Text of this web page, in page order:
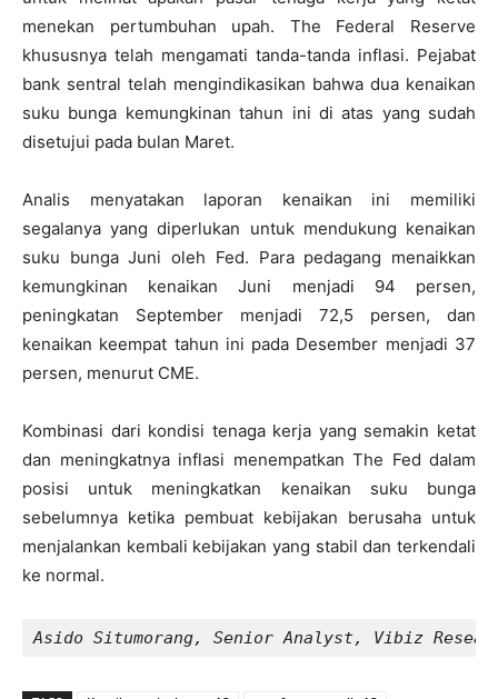
menekan pertumbuhan upah. The Federal Reserve
khususnya telah mengamati tanda-tanda inflasi. Pejabat
bank sentral telah mengindikasikan bahwa dua kenaikan
suku bunga kemungkinan tahun ini di atas yang sudah
disetujui pada bulan Maret.
Analis menyatakan laporan kenaikan ini memiliki
segalanya yang diperlukan untuk mendukung kenaikan
suku bunga Juni oleh Fed. Para pedagang menaikkan
kemungkinan kenaikan Juni menjadi 94 persen,
peningkatan September menjadi 72,5 persen, dan
kenaikan keempat tahun ini pada Desember menjadi 37
persen, menurut CME.
Kombinasi dari kondisi tenaga kerja yang semakin ketat
dan meningkatnya inflasi menempatkan The Fed dalam
posisi untuk meningkatkan kenaikan suku bunga
sebelumnya ketika pembuat kebijakan berusaha untuk
menjalankan kembali kebijakan yang stabil dan terkendali
ke normal.
Asido Situmorang, Senior Analyst, Vibiz